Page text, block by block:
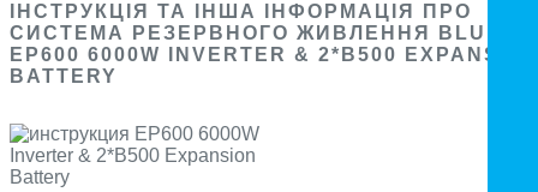
ІНСТРУКЦІЯ ТА ІНША ІНФОРМАЦІЯ ПРО
СИСТЕМА РЕЗЕРВНОГО ЖИВЛЕННЯ BLUETTI
EP600 6000W INVERTER & 2*B500
BATTERY